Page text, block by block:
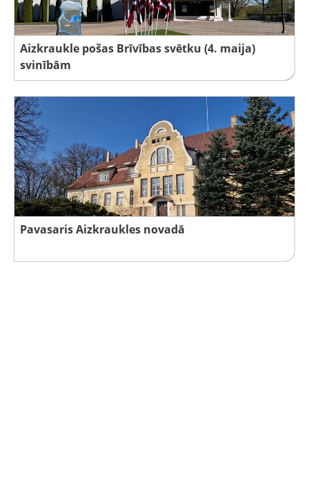
Aizkraukle pošas Brīvības svētku (4. maija)
svinībām
Pavasaris Aizkraukles novadā